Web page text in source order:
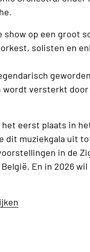
op een groot
solisten en
versterkt
het eerst plaats in
dit muziekgala uit
in de
En in 2026